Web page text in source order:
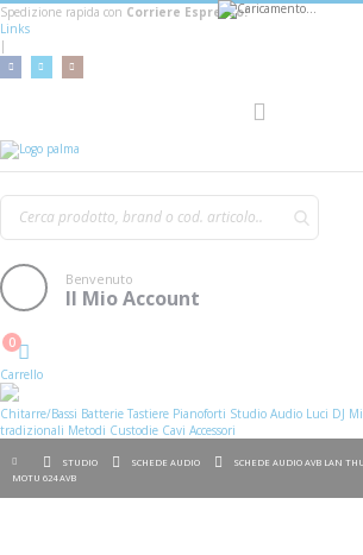
Spedizione rapida con Corriere Espresso!
Links
|
Benvenuto
Il Mio Account
Cart
0
Carrello
Chitarre/Bassi Batterie Tastiere Pianoforti Studio Audio Luci DJ
tradizionali Metodi Custodie Cavi Accessori
STUDIO SCHEDE AUDIO
SCHEDE AUDIO AVB LAN
MOTU 624 AVB